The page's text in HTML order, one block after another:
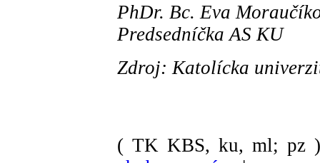
PhDr. Bc. Eva
Predsedníčka AS KU
Zdroj: Katolícka
( TK KBS, ku, ml; pz